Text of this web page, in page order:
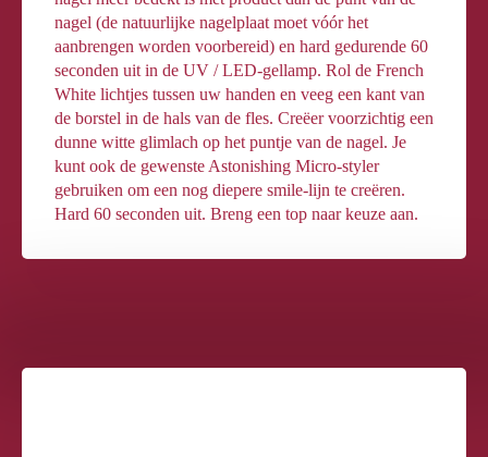
nagel (de natuurlijke nagelplaat moet vóór het
aanbrengen worden voorbereid) en hard gedurende 60
seconden uit in de UV / LED-gellamp. Rol de French
White lichtjes tussen uw handen en veeg een kant van
de borstel in de hals van de fles. Creëer voorzichtig een
dunne witte glimlach op het puntje van de nagel. Je
kunt ook de gewenste Astonishing Micro-styler
gebruiken om een ​​nog diepere smile-lijn te creëren.
Hard 60 seconden uit. Breng een top naar keuze aan.